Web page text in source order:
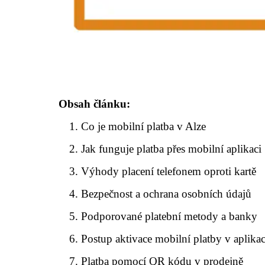
Obsah článku:
Co je mobilní platba v Alze
Jak funguje platba přes mobilní aplikaci
Výhody placení telefonem oproti kartě
Bezpečnost a ochrana osobních údajů
Podporované platební metody a banky
Postup aktivace mobilní platby v
Platba pomocí QR kódu v prodejně